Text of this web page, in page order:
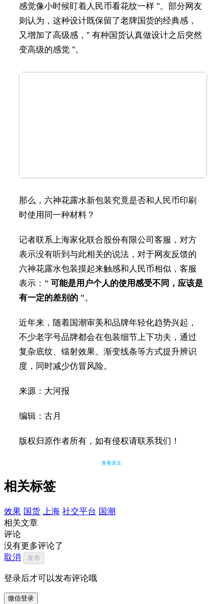
感觉像小时候盯着人民币看花纹一样 "。部分网友
则认为，这种设计既保留了老牌国货的经典感，
又增加了高级感，" 有种国货认真做设计之后突然
变高级的感觉 "。
那么，六神花露水新包装究竟是否和人民币印刷
时使用同一种材料？
记者联系上海家化联合股份有限公司客服，对方
表示没有听到与此相关的说法，对于网友反馈的
六神花露水包装摸起来触感和人民币相似，客服
表示： " 可能是用户个人的使用感受不同，应该是
有一定的差别的 "。
近年来，随着国潮审美和品牌年轻化趋势兴起，
不少老字号品牌都会在包装细节上下功夫，通过
复杂底纹、镭射效果、渐变线条等方式提升辨识
度，同时减少仿冒风险。
来源：大河报
编辑：古月
版权归原作者所有，如有侵权请联系我们！
查看原文
相关标签
效果 国货 上海 社交平台 国潮
相关文章
评论
没有更多评论了
取消
发布
登录后才可以发布评论哦
微信登录